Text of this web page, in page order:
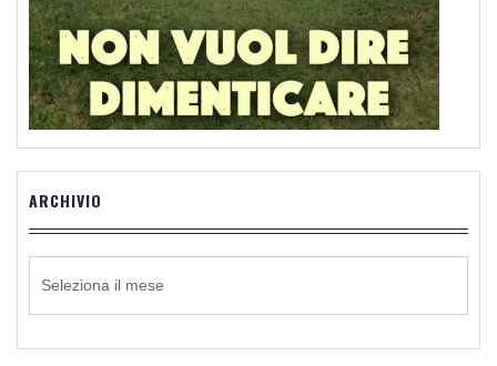
ARCHIVIO